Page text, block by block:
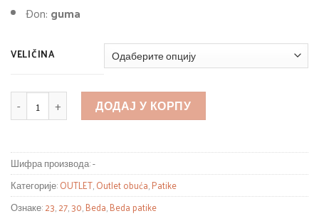
Đon: guma
VELIČINA
ДОДАЈ У КОРПУ
Шифра производа:-
Категорије:OUTLET,Outlet obuća,Patike
Ознаке:23,27,30,Beda,Beda patike